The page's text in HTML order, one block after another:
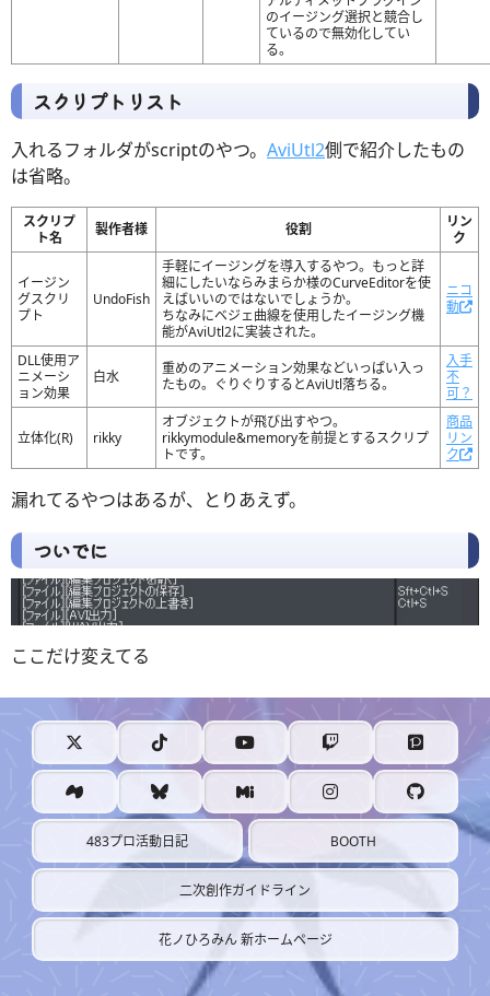
のイージング選択と競合し
ているので無効化してい
る。
スクリプトリスト
入れるフォルダがscriptのやつ。 AviUtl2側で紹介したもの
は省略。
スクリプ
ト名
製作者様 役割
リン
ク
イージン
グスクリ
プト
UndoFish
手軽にイージングを導入するやつ。もっと詳
細にしたいならみまらか様のCurveEditorを使
えばいいのではないでしょうか。
ちなみにベジェ曲線を使用したイージング機
能がAviUtl2に実装された。
ニコ
動
DLL使用ア
ニメーシ
ョン効果
白水
重めのアニメーション効果などいっぱい入っ
たもの。ぐりぐりするとAviUtl落ちる。
入手
不
可？
立体化(R) rikky
オブジェクトが飛び出すやつ。
rikkymodule&memoryを前提とするスクリプ
トです。
商品
リン
ク
漏れてるやつはあるが、とりあえず。
ついでに
ここだけ変えてる
483プロ活動日記 BOOTH
二次創作ガイドライン
花ノひろみん 新ホームページ